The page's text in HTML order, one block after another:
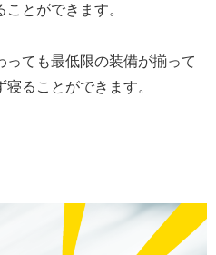
とができます。
ても最低限の装備が揃って
ることができます。